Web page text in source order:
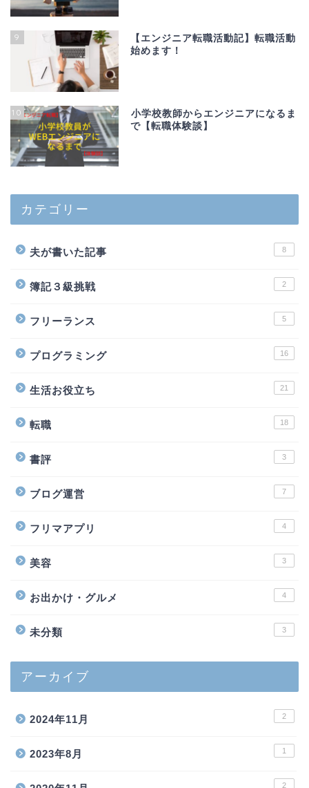
9
【エンジニア転職活動記】転職活動
始めます！
10
小学校教師からエンジニアになるま
で【転職体験談】
カテゴリー
夫が書いた記事 8
簿記３級挑戦 2
フリーランス 5
プログラミング 16
生活お役立ち 21
転職 18
書評 3
ブログ運営 7
フリマアプリ 4
美容 3
お出かけ・グルメ 4
未分類 3
アーカイブ
2024年11月 2
2023年8月 1
2